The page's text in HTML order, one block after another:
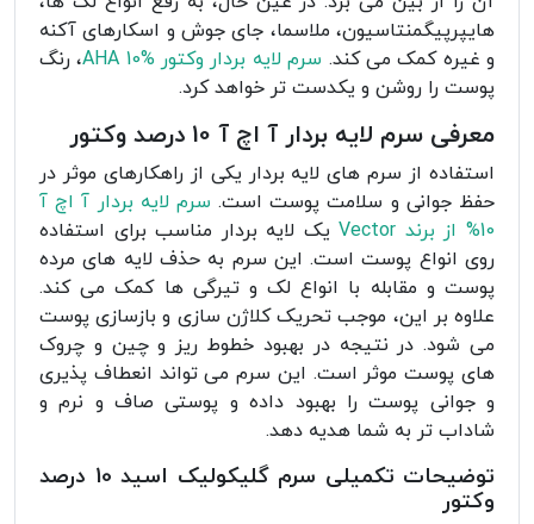
هایپرپیگمنتاسیون، ملاسما، جای جوش و اسکارهای آکنه
و غیره کمک می کند. سرم لایه بردار وکتور AHA 10%
، رنگ
پوست را روشن و یکدست تر خواهد کرد.
معرفی سرم لایه بردار آ اچ آ 10 درصد وکتور
استفاده از سرم های لایه بردار یکی از راهکارهای موثر در
حفظ جوانی و سلامت پوست است. سرم لایه بردار آ اچ آ
10% از برند Vector
یک لایه بردار مناسب برای استفاده
روی انواع پوست است. این سرم به حذف لایه های مرده
پوست و مقابله با انواع لک و تیرگی ها کمک می کند.
علاوه بر این، موجب تحریک کلاژن سازی و بازسازی پوست
می شود. در نتیجه در بهبود خطوط ریز و چین و چروک
های پوست موثر است. این سرم می تواند انعطاف پذیری
و جوانی پوست را بهبود داده و پوستی صاف و نرم و
شاداب تر به شما هدیه دهد.
توضیحات تکمیلی سرم گلیکولیک اسید 10 درصد
وکتور